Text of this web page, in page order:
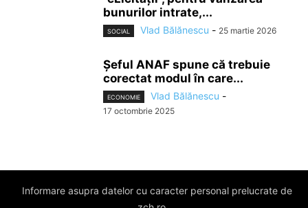
bunurilor intrate,...
SOCIAL Vlad Bălănescu - 25 martie 2026
Șeful ANAF spune că trebuie
corectat modul în care...
ECONOMIE Vlad Bălănescu -
17 octombrie 2025
Informare asupra datelor cu caracter personal prelucrate de